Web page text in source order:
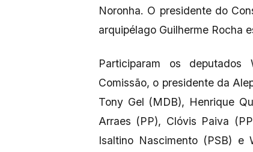
Noronha. O presidente do
arquipélago Guilherme Rocha
Participaram os deputados
Comissão, o presidente da
Tony Gel (MDB), Henrique
Arraes (PP), Clóvis Paiva
Isaltino Nascimento (PSB) e